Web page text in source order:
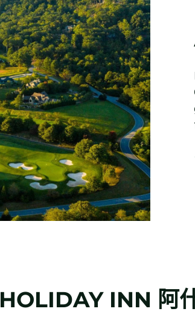
HOLIDAY INN 阿